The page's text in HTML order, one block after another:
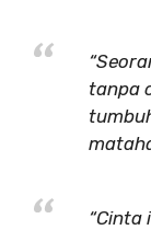
tanpa
“Cinta